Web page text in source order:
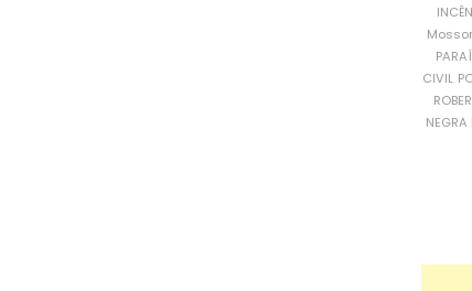
CIVIL
NEGRA